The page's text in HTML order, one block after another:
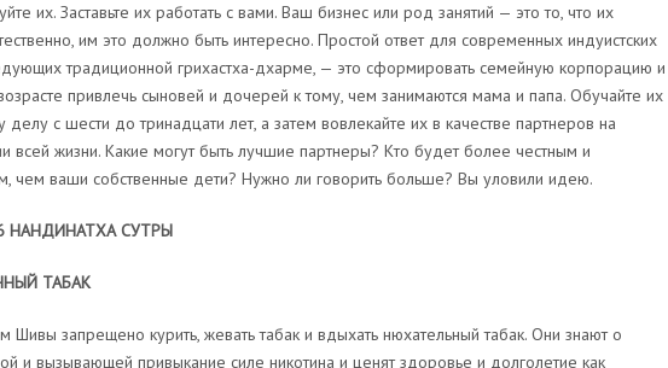
их. Заставьте их работать с вами. Ваш бизнес или род занятий — это то, что их
им это должно быть интересно. Простой ответ для современных индуистских
традиционной грихастха-дхарме, — это сформировать семейную корпорацию и
привлечь сыновей и дочерей к тому, чем занимаются мама и папа. Обучайте их
делу с шести до тринадцати лет, а затем вовлекайте их в качестве партнеров на
всей жизни. Какие могут быть лучшие партнеры? Кто будет более честным и
чем ваши собственные дети? Нужно ли говорить больше? Вы уловили идею.
НАНДИНАТХА СУТРЫ
ТАБАК
Шивы запрещено курить, жевать табак и вдыхать нюхательный табак. Они знают о
и вызывающей привыкание силе никотина и ценят здоровье и долголетие как